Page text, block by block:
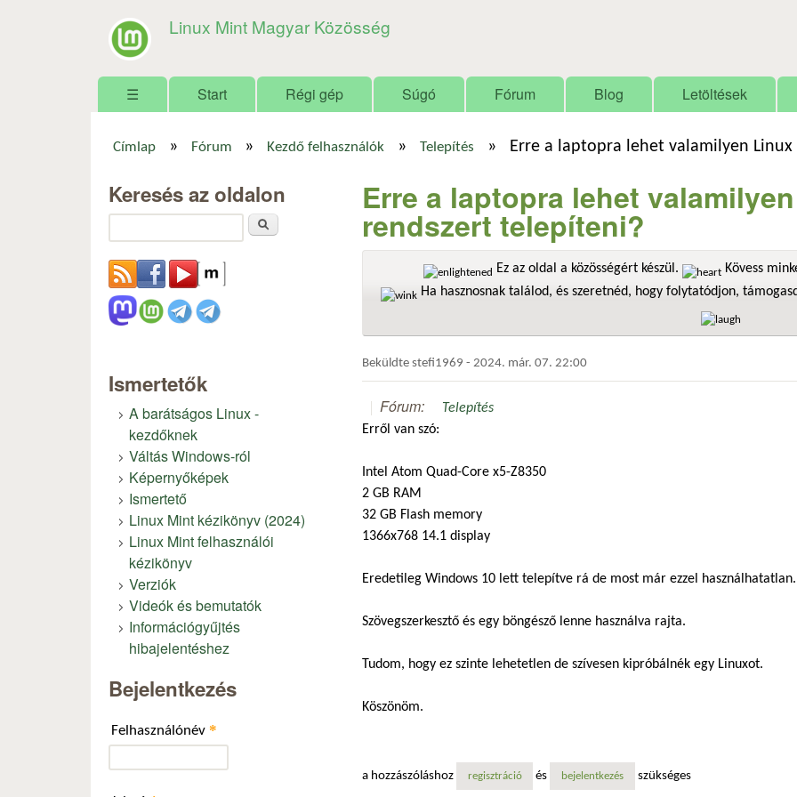
Linux Mint Magyar Közösség
Főmenü
☰ Start Régi gép Súgó Fórum Blog Letöltések
Címlap » Fórum » Kezdő felhasználók » Telepítés » Erre a laptopra lehet valamilyen
Erre a laptopra lehet
rendszert telepíteni?
Ez az oldal a közösségért készül.
Kövess
Ha hasznosnak találod, és szeretnéd, hogy folytatódjon,
Beküldte stefi1969 - 2024. már. 07. 22:00
Fórum:
Telepítés
Erről van szó:
Intel Atom Quad-Core x5-Z8350
2 GB RAM
32 GB Flash memory
1366x768 14.1 display
Eredetileg Windows 10 lett telepítve rá de most már ezzel
Szövegszerkesztő és egy böngésző lenne használva rajta.
Tudom, hogy ez szinte lehetetlen de szívesen kipróbálnék egy Linuxot.
Köszönöm.
a hozzászóláshoz regisztráció és bejelentkezés szükséges
Keresés az oldalon
Ismertetők
A barátságos Linux -
kezdőknek
Váltás Windows-ról
Képernyőképek
Ismertető
Linux Mint kézikönyv (2024)
Linux Mint felhasználói
kézikönyv
Verziók
Videók és bemutatók
Információgyűjtés
hibajelentéshez
Bejelentkezés
Felhasználónév *